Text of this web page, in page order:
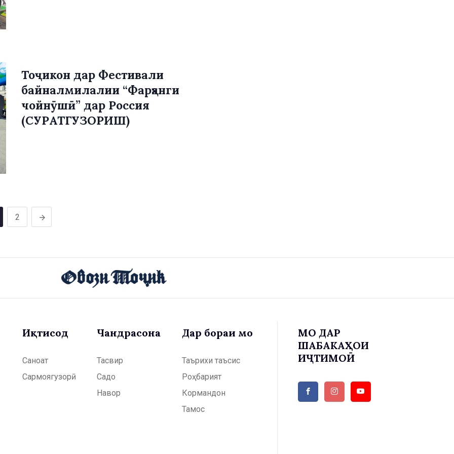
Тоҷикон дар Фестивали
байналмилалии “Фарҳанги
чойнӯшӣ” дар Россия
(СУРАТГУЗОРИШ)
2
Иқтисод
Саноат
Сармоягузорӣ
Чандрасонаӣ
Тасвир
Садо
Навор
Дар бораи мо
Таърихи таъсис
Роҳбарият
Кормандон
Тамос
МО ДАР
ШАБАКАҲОИ
ИҶТИМОӢ